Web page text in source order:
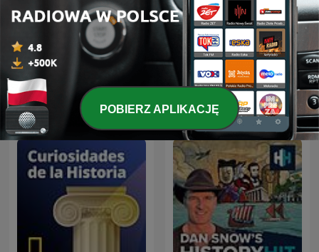
Historia, jakiej nie znacie Mroczne Wieki
Międzynarodowe podcasty: Historia
POBIERZ APLIKACJĘ